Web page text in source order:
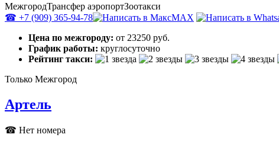
МежгородТрансфер аэропортЗоотакси
☎ +7 (909) 365-94-78
MAX
Цена по межгороду: от 23250 руб.
График работы: круглосуточно
Рейтинг такси:
Только Межгород
Артель
☎ Нет номера